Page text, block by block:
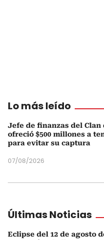
Lo más leído
Jefe de finanzas del Clan
ofreció $500 millones a
para evitar su captura
07/08/2026
Últimas Noticias
Eclipse del 12 de agosto